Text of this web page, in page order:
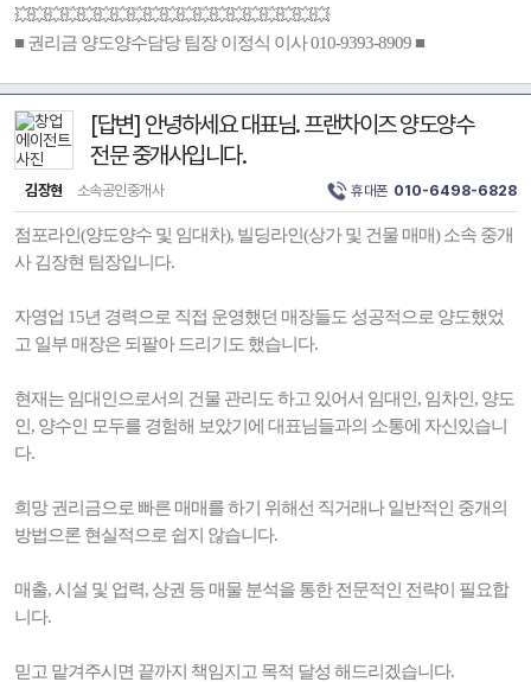
💥💥💥💥💥💥💥💥💥💥💥💥💥💥💥💥💥💥💥
■ 권리금 양도양수담당 팀장 이정식 이사 010-9393-8909 ■
[답변] 안녕하세요 대표님. 프랜차이즈 양도양수
전문 중개사입니다.
김장현 소속공인중개사 휴대폰 010-6498-6828
점포라인(양도양수 및 임대차), 빌딩라인(상가 및 건물 매매) 소속 중개
사 김장현 팀장입니다.
자영업 15년 경력으로 직접 운영했던 매장들도 성공적으로 양도했었
고 일부 매장은 되팔아 드리기도 했습니다.
현재는 임대인으로서의 건물 관리도 하고 있어서 임대인, 임차인, 양도
인, 양수인 모두를 경험해 보았기에 대표님들과의 소통에 자신있습니
다.
희망 권리금으로 빠른 매매를 하기 위해선 직거래나 일반적인 중개의
방법으론 현실적으로 쉽지 않습니다.
매출, 시설 및 업력, 상권 등 매물 분석을 통한 전문적인 전략이 필요합
니다.
믿고 맡겨주시면 끝까지 책임지고 목적 달성 해드리겠습니다.